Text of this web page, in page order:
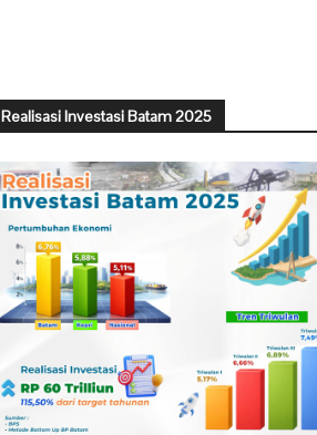
Realisasi Investasi Batam 2025